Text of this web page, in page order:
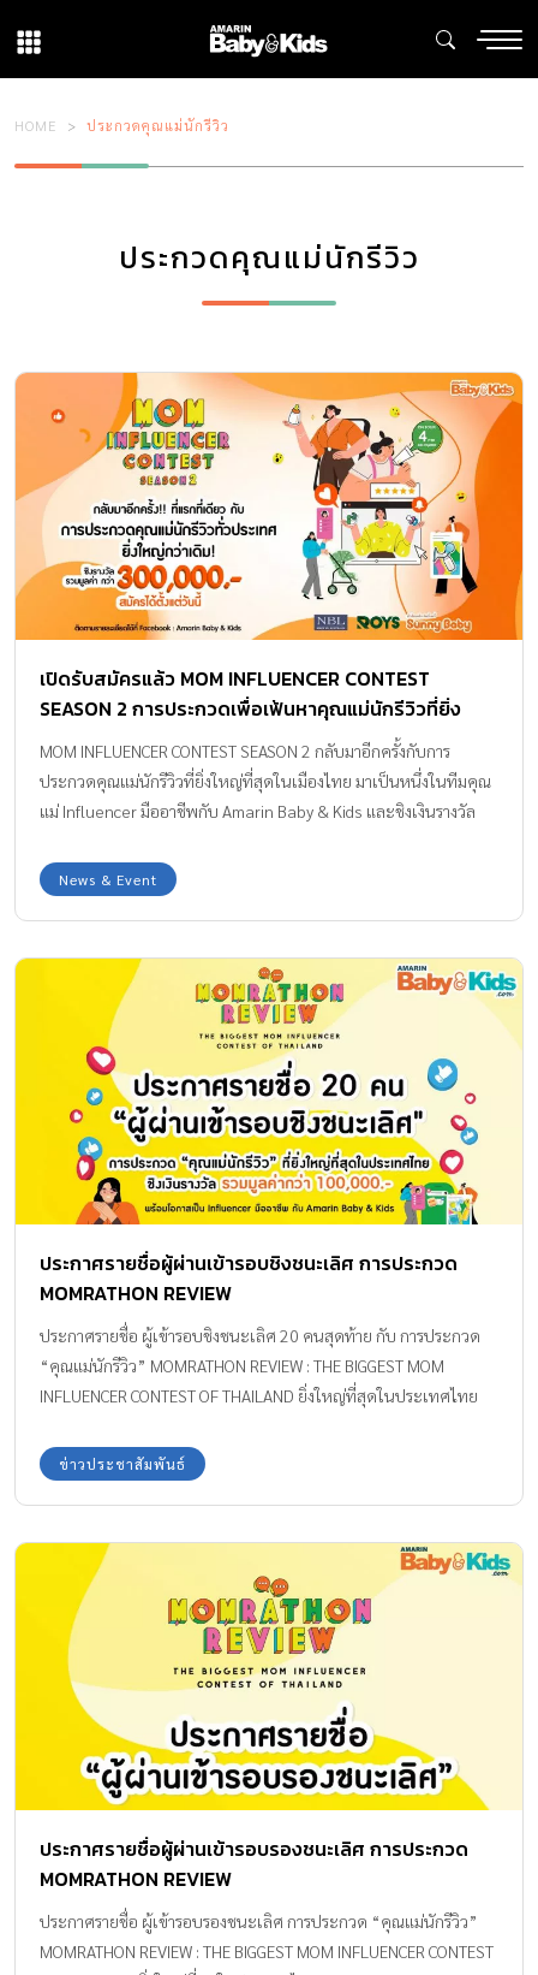
HOME ประกวดคุณแม่นักรีวิว
ประกวดคุณแม่นักรีวิว
เปิดรับสมัครแล้ว MOM INFLUENCER CONTEST
SEASON 2 การประกวดเพื่อเฟ้นหาคุณแม่นักรีวิวที่ยิ่ง
MOM INFLUENCER CONTEST SEASON 2 กลับมาอีกครั้งกับการ
ประกวดคุณแม่นักรีวิวที่ยิ่งใหญ่ที่สุดในเมืองไทย มาเป็นหนึ่งในทีมคุณ
แม่ Influencer มืออาชีพกับ Amarin Baby & Kids และชิงเงินรางวัล
News & Event
ประกาศรายชื่อผู้ผ่านเข้ารอบชิงชนะเลิศ การประกวด
MOMRATHON REVIEW
ประกาศรายชื่อ ผู้เข้ารอบชิงชนะเลิศ 20 คนสุดท้าย กับ การประกวด
“คุณแม่นักรีวิว” MOMRATHON REVIEW : THE BIGGEST MOM
INFLUENCER CONTEST OF THAILAND ยิ่งใหญ่ที่สุดในประเทศไทย
ข่าวประชาสัมพันธ์
ประกาศรายชื่อผู้ผ่านเข้ารอบรองชนะเลิศ การประกวด
MOMRATHON REVIEW
ประกาศรายชื่อ ผู้เข้ารอบรองชนะเลิศ การประกวด “คุณแม่นักรีวิว”
MOMRATHON REVIEW : THE BIGGEST MOM INFLUENCER CONTEST